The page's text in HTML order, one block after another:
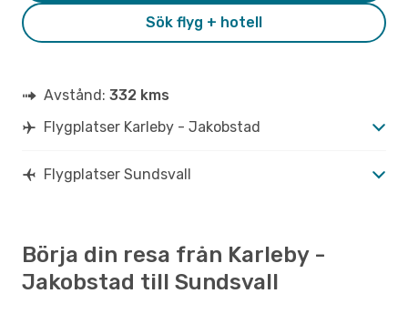
Sök flyg + hotell
Avstånd: 332 kms
Flygplatser Karleby - Jakobstad
Flygplatser Sundsvall
Börja din resa från Karleby -
Jakobstad till Sundsvall